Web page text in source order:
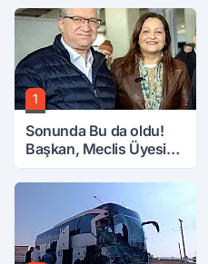
1
Sonunda Bu da oldu!
Başkan, Meclis Üyesini
Attırdı